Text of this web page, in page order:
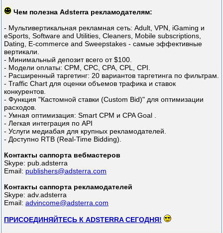
Чем полезна Adsterra рекламодателям:
- Мультивертикальная рекламная сеть: Adult, VPN, iGaming и
eSports, Software and Utilities, Cleaners, Mobile subscriptions,
Dating, E-commerce and Sweepstakes - самые эффективные
вертикали.
- Минимальный депозит всего от $100.
- Модели оплаты: CPM, CPC, CPA, CPL, CPI.
- Расширенный таргетинг: 20 вариантов таргетинга по фильтрам.
- Traffic Chart для оценки объемов трафика и ставок
конкурентов.
- Функция "Кастомной ставки (Custom Bid)" для оптимизации
расходов.
- Умная оптимизация: Smart CPM и CPA Goal .
- Легкая интеграция по API
- Услуги медиабая для крупных рекламодателей.
- Доступно RTB (Real-Time Bidding).
Контакты саппорта вебмастеров
Skype: pub.adsterra
Email: publishers@adsterra.com
Контакты саппорта рекламодателей
Skype: adv.adsterra
Email: advincome@adsterra.com
ПРИСОЕДИНЯЙТЕСЬ К ADSTERRA СЕГОДНЯ!